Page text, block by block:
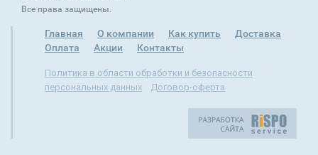
Все права защищены.
Главная О компании Как купить
Доставка
Оплата
Акции Контакты
Политика в области обработки и безопасности
персональных данных
Договор-оферта